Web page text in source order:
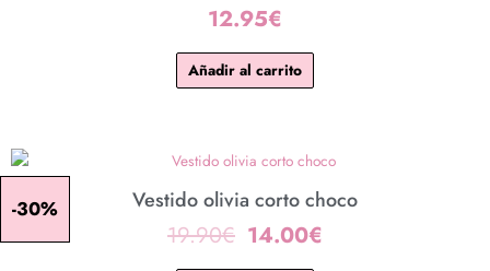
12.95€
Añadir al carrito
-30% Vestido olivia corto choco
19.90€
El
precio
original
era:
14.00€
El
precio
actual